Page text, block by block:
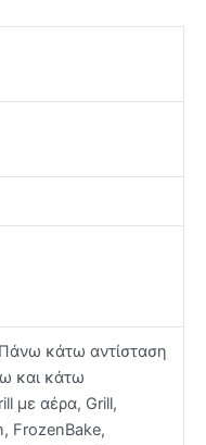
κάτω αντίσταση
και κάτω
με αέρα, Grill,
FrozenBake,